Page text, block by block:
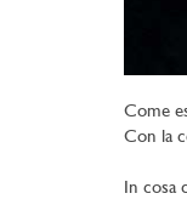
Come
Con la
In cosa